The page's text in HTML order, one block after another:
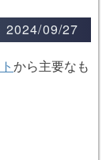
2024/09/27
から主要なも